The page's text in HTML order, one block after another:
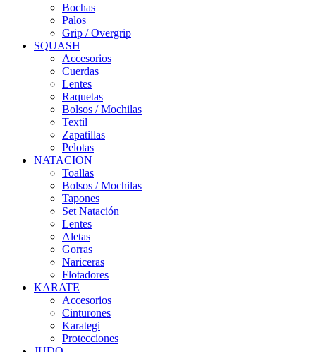
Bochas
Palos
Grip / Overgrip
SQUASH
Accesorios
Cuerdas
Lentes
Raquetas
Bolsos / Mochilas
Textil
Zapatillas
Pelotas
NATACION
Toallas
Bolsos / Mochilas
Tapones
Set Natación
Lentes
Aletas
Gorras
Nariceras
Flotadores
KARATE
Accesorios
Cinturones
Karategi
Protecciones